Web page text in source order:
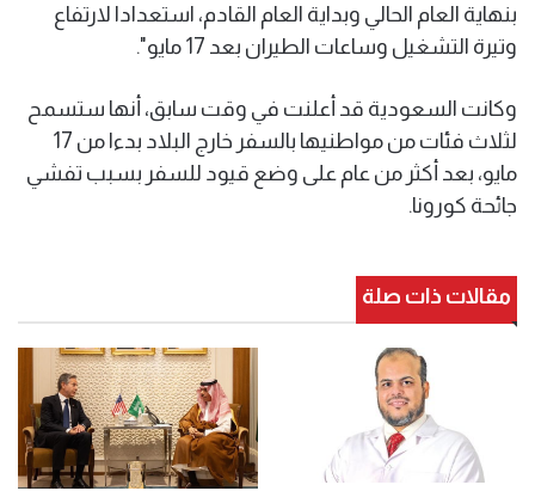
بنهاية العام الحالي وبداية العام القادم، استعدادا لارتفاع
وتيرة التشغيل وساعات الطيران بعد 17 مايو".
وكانت السعودية قد أعلنت في وقت سابق، أنها ستسمح
لثلاث فئات من مواطنيها بالسفر خارج البلاد بدءا من 17
مايو، بعد أكثر من عام على وضع قيود للسفر بسبب تفشي
جائحة كورونا.
مقالات ذات صلة